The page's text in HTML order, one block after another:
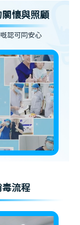
懷與照顧
認可同安心
流程